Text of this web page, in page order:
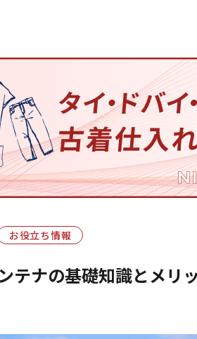
お役立ち情報
テナの基礎知識とメリ